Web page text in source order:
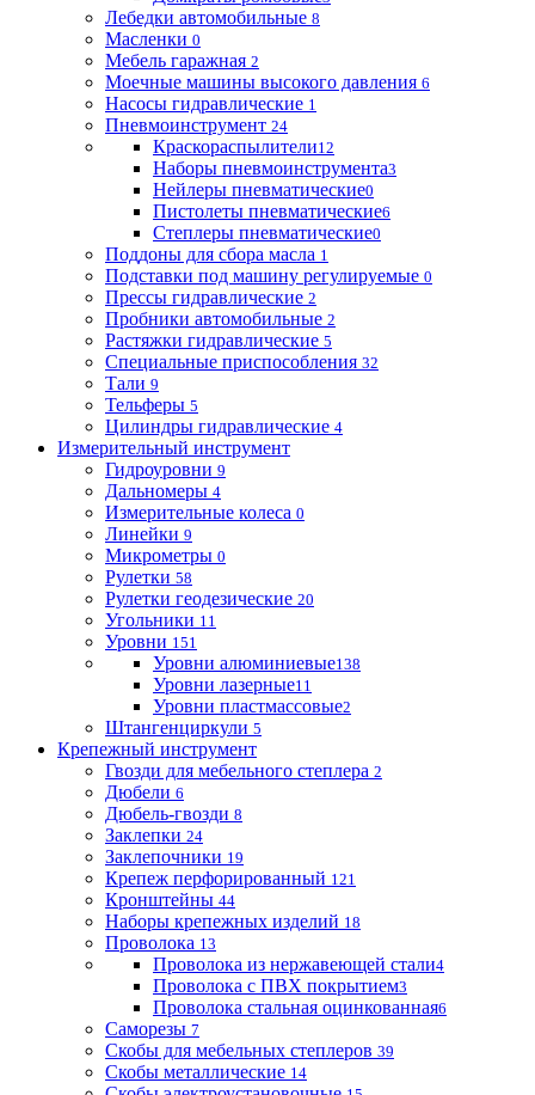
Лебедки автомобильные 8
Масленки 0
Мебель гаражная 2
Моечные машины высокого давления 6
Насосы гидравлические 1
Пневмоинструмент 24
Краскораспылители12
Наборы пневмоинструмента3
Нейлеры пневматические0
Пистолеты пневматические6
Степлеры пневматические0
Поддоны для сбора масла 1
Подставки под машину регулируемые 0
Прессы гидравлические 2
Пробники автомобильные 2
Растяжки гидравлические 5
Специальные приспособления 32
Тали 9
Тельферы 5
Цилиндры гидравлические 4
Измерительный инструмент
Гидроуровни 9
Дальномеры 4
Измерительные колеса 0
Линейки 9
Микрометры 0
Рулетки 58
Рулетки геодезические 20
Угольники 11
Уровни 151
Уровни алюминиевые138
Уровни лазерные11
Уровни пластмассовые2
Штангенциркули 5
Крепежный инструмент
Гвозди для мебельного степлера 2
Дюбели 6
Дюбель-гвозди 8
Заклепки 24
Заклепочники 19
Крепеж перфорированный 121
Кронштейны 44
Наборы крепежных изделий 18
Проволока 13
Проволока из нержавеющей стали4
Проволока с ПВХ покрытием3
Проволока стальная оцинкованная6
Саморезы 7
Скобы для мебельных степлеров 39
Скобы металлические 14